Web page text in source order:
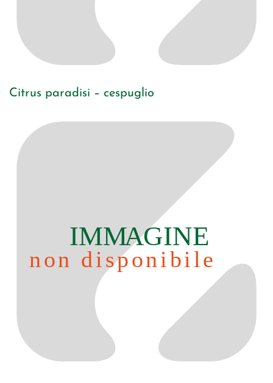
Citrus paradisi – cespuglio